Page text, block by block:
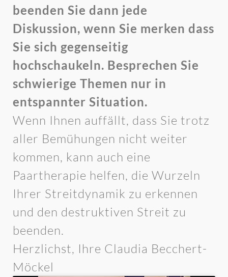
beenden Sie dann jede
Diskussion, wenn Sie merken dass
Sie sich gegenseitig
hochschaukeln. Besprechen Sie
schwierige Themen nur in
entspannter Situation.
Wenn Ihnen auffällt, dass Sie trotz
aller Bemühungen nicht weiter
kommen, kann auch eine
Paartherapie helfen, die Wurzeln
Ihrer Streitdynamik zu erkennen
und den destruktiven Streit zu
beenden.
Herzlichst, Ihre Claudia Becchert-
Möckel